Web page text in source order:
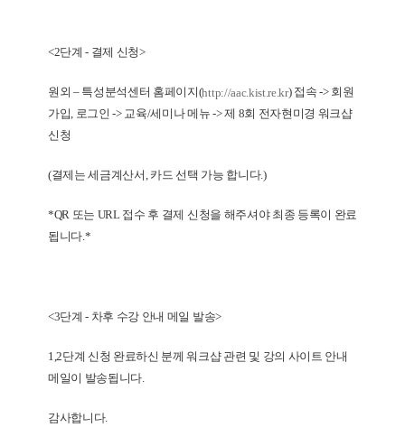
<2단계 - 결제 신청>
원외 – 특성분석센터 홈페이지(http://aac.kist.re.kr) 접속 -> 회원
가입, 로그인 -> 교육/세미나 메뉴 -> 제 8회 전자현미경 워크샵
신청
(결제는 세금계산서, 카드 선택 가능 합니다.)
*QR 또는 URL 접수 후 결제 신청을 해주셔야 최종 등록이 완료
됩니다.*
<3단계 - 차후 수강 안내 메일 발송>
1,2단계 신청 완료하신 분께 워크샵 관련 및 강의 사이트 안내
메일이 발송됩니다.
감사합니다.